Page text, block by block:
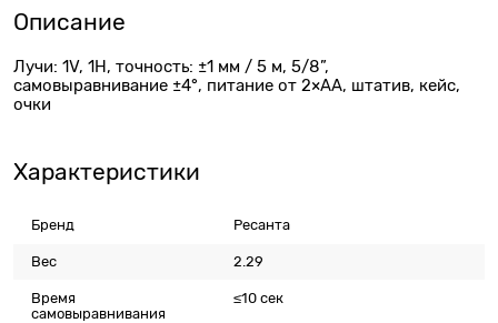
Описание
Лучи: 1V, 1H, точность: ±1 мм / 5 м, 5/8”,
самовыравнивание ±4°, питание от 2×АА, штатив, кейс,
очки
Характеристики
Бренд Ресанта
Вес 2.29
Время
самовыравнивания
≤10 сек